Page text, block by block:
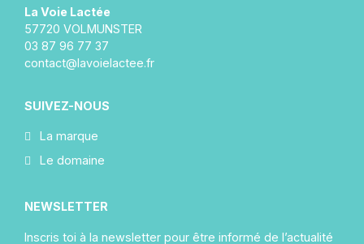
La Voie Lactée
57720 VOLMUNSTER
03 87 96 77 37
contact@lavoielactee.fr
SUIVEZ-NOUS
La marque
Le domaine
NEWSLETTER
Inscris toi à la newsletter pour être informé de l’actualité